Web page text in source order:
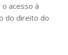
acesso à
do direito do